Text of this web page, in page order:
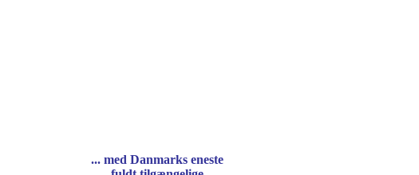
... med Danmarks eneste